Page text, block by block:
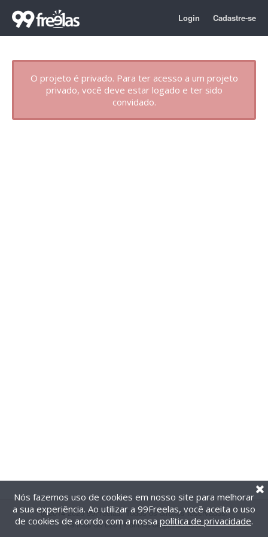
Login Cadastre-se
O projeto é privado. Para ter acesso a um projeto
privado, você deve estar logado e ter sido
convidado.
@2014-2026 99Freelas. Todos os direitos reservados.
Termos de uso| Política de privacidade
Nós fazemos uso de cookies em nosso site para melhorar
a sua experiência. Ao utilizar a 99Freelas, você aceita o uso
de cookies de acordo com a nossa política de privacidade.